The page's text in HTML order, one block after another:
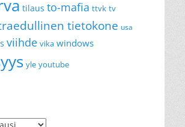
tilaus to-mafia ttvk tv
tietokone usa
viihde vika windows
yle youtube